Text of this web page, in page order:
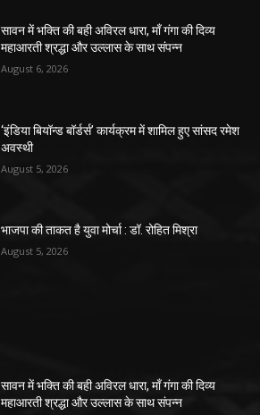
सावन में भक्ति की बही अविरल धारा, माँ गंगा की दिव्य
महाआरती श्रद्धा और उल्लास के साथ संपन्न
August 6, 2026
‘इंडिया बियॉन्ड बॉर्डर्स’ कार्यक्रम में शामिल हुए सांसद रमेश
अवस्थी
August 5, 2026
भाजपा की ताकत है युवा मोर्चा : डॉ. रोहित मिश्रा
August 5, 2026
सावन में भक्ति की बही अविरल धारा, माँ गंगा की दिव्य
महाआरती श्रद्धा और उल्लास के साथ संपन्न